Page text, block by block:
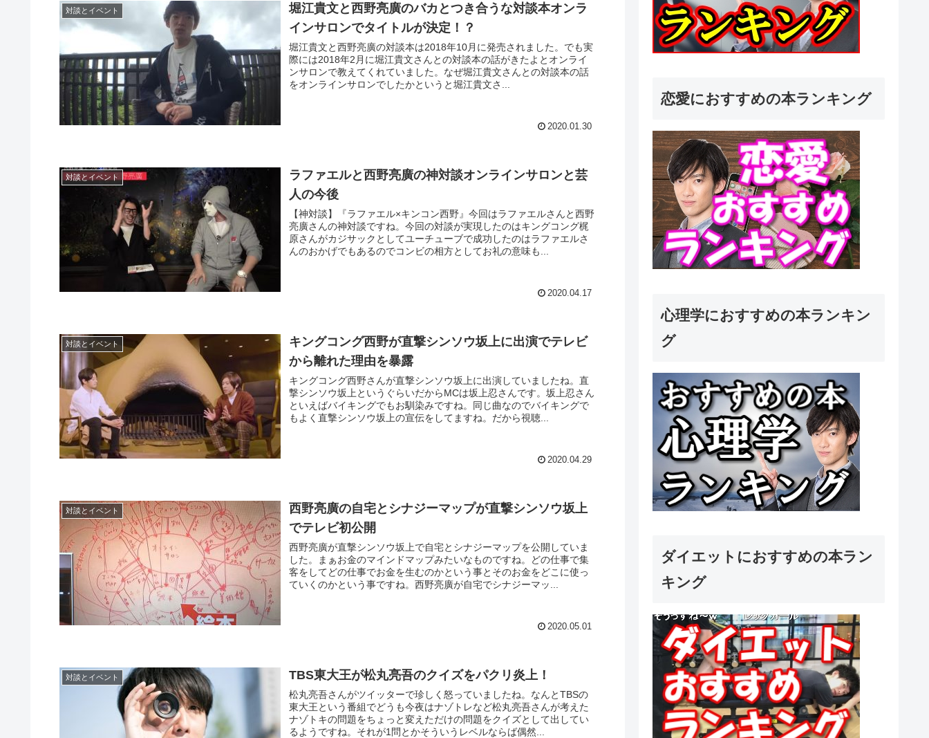
対談とイベント
堀江貴文と西野亮廣のバカとつき合うな対談本オンラ
インサロンでタイトルが決定！？
堀江貴文と西野亮廣の対談本は2018年10月に発売されました。でも実
際には2018年2月に堀江貴文さんとの対談本の話がきたよとオンライ
ンサロンで教えてくれていました。なぜ堀江貴文さんとの対談本の話
をオンラインサロンでしたかというと堀江貴文さ...
2020.01.30
対談とイベント
ラファエルと西野亮廣の神対談オンラインサロンと芸
人の今後
【神対談】『ラファエル×キンコン西野』今回はラファエルさんと西野
亮廣さんの神対談ですね。今回の対談が実現したのはキングコング梶
原さんがカジサックとしてユーチューブで成功したのはラファエルさ
んのおかげでもあるのでコンビの相方としてお礼の意味も...
2020.04.17
対談とイベント
キングコング西野が直撃シンソウ坂上に出演でテレビ
から離れた理由を暴露
キングコング西野さんが直撃シンソウ坂上に出演していましたね。直
撃シンソウ坂上というぐらいだからMCは坂上忍さんです。坂上忍さん
といえばバイキングでもお馴染みですね。同じ曲なのでバイキングで
もよく直撃シンソウ坂上の宣伝をしてますね。だから視聴...
2020.04.29
対談とイベント
西野亮廣の自宅とシナジーマップが直撃シンソウ坂上
でテレビ初公開
西野亮廣が直撃シンソウ坂上で自宅とシナジーマップを公開していま
した。まぁお金のマインドマップみたいなものですね。どの仕事で集
客をしてどの仕事でお金を生むのかという事とそのお金をどこに使っ
ていくのかという事ですね。西野亮廣が自宅でシナジーマッ...
2020.05.01
対談とイベント TBS東大王が松丸亮吾のクイズをパクリ炎上！
松丸亮吾さんがツイッターで珍しく怒っていましたね。なんとTBSの
東大王という番組でどうも今夜はナゾトレなど松丸亮吾さんが考えた
ナゾトキの問題をちょっと変えただけの問題をクイズとして出してい
るようですね。それが1問とかそういうレベルならば偶然...
恋愛におすすめの本ランキング
心理学におすすめの本ランキン
グ
ダイエットにおすすめの本ラン
キング